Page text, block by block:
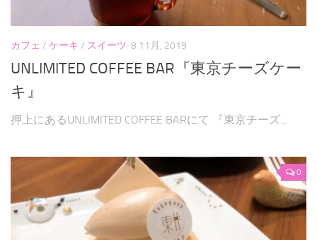
カフェ / ケーキ / スイーツ 8 11月, 2019
UNLIMITED COFFEE BAR『東京チーズケー
キ』
押上にあるUNLIMITED COFFEE BARにて 『東京チーズ...
0